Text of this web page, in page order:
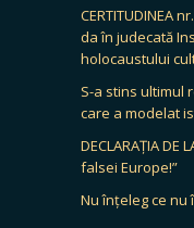
CERTITUDINEA
da în judecată
holocaustului
S-a stins ultimul
care a modelat
DECLARAȚIA DE
falsei Europe!”
Nu înțeleg ce nu